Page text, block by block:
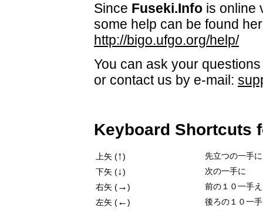
Since Fuseki.Info is online
some help can be found
http://bigo.ufgo.org/help/
You can ask your
or contact us by e-mail:
Keyboard Shortcuts
上矢 (↑)
先立つの一手に
下矢 (↓)
次の一手に
右矢 (→)
前の１０一手え
左矢 (←)
後ろの１０一